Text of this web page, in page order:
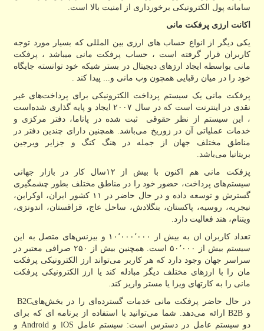
سامانه پول الکترونیکی برخورداری از امنیت بالا است.
اکانت ارزی پرفکت مانی
یکی دیگر از انواع حساب های ارزی بین المللی که بسیار مورد توجه
کاربران قرار گرفته است ، حساب پرفکت مانی میباشد ، پرفکت
مانی بواسطه ایجاد ارزهای دیجیتال در بستر شبکه خود توانسته جایگاه
خود را در میان رقبایی همچون وب مانی و... پیدا کند .
پرفکت مانی یک سیستم پرداخت الکترونیکی برای پرداخت‌های غیر
نقدی در اینترنت است که در سال ۲۰۰۷ ایجاد و پایه گذاری شده‌است
، این سیستم از نظر حقوقی ثبت شده در پاناما، دفتر مرکزی و
خدمات عملیاتی آن در زوریخ می‌باشد. همچنین دارای چندین دفتر در
مناطق مختلف جهان از جمله در هنگ کنگ و جزایر ویرجین
بریتانیا می‌باشد.
پزفکت مانی هم اکنون با بیش از ۱۲سال کار در بازار جهانی
سیستم‌های پرداخت، حضور خود را در مناطق مختلف بطور چشمگیری
گسترش و توسعه داده و در حال حاضر در ۱۱ کشور ایران، اوکراین،
نیجریه، روسیه، پاکستان، بنگلادش، ساحل عاج، قزاقستان، اندونزی،
ویتنام، هند فعالیت دارد.
تعداد کاربران ان به بیش از ۱۰٬۰۰۰٬۰۰۰ و بیزنس‌های متصل به این
سیستم بیش از ۵۰٬۰۰۰ است. همچنین بیش از ۲۵۰ صرافی معتبر در
سراسر جهان وجود دارد که هر کاربر می‌تواند ارز الکترونیکی پرفکت
مان را با ارزهای مختلف دیگر مبادله کند یا ارز الکترونیکی پرفکت
مانی را به کارتهای ویزا یا مستر واریز کند.
در حال حاضر پرفکت مانی خدمات گسترده‌ای را در بخش‌هایB2C
و B2B
ارائه می‌دهد. شما می‌توانید با استفاده از برنامه ای که برای
دو سیستم عامل در دسترس است: سیستم عامل iOS و Android و